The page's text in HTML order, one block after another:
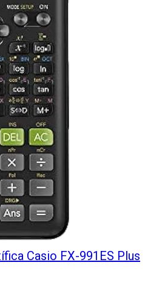
Casio FX-991ES Plus